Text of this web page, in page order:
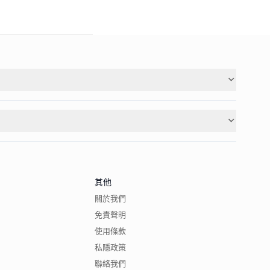
其他
關於我們
免責聲明
使用條款
私隱政策
聯絡我們